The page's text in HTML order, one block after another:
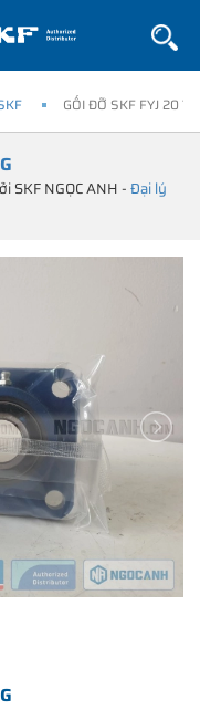
GỐI ĐỠ SKF FYJ 20
SKF NGỌC ANH -Đại lý